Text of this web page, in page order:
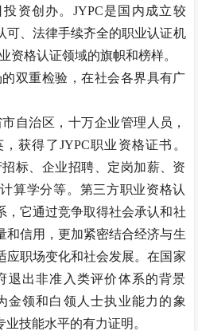
投资创办。JYPC是国内成立较
可、法律手续齐全的职业认证机
资格认证领域的旗帜和榜样。
双重检验，在社会各界具有广
自治区，十万企业管理人员，
获得了JYPC职业资格证书。
标、企业招聘、定岗加薪、资
算学分等。第三方职业资格认
，它通过竞争取得社会承认和社
和信用，更加紧密结合经济与生
应职场变化和社会发展。在国家
退出非准入类评价体系的背景
金领和白领人士执业能力的象
技能水平的有力证明。